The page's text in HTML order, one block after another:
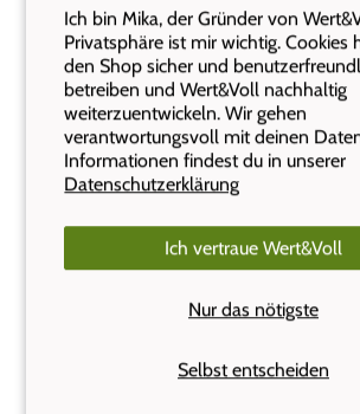
Ich bin Mika, der Gründer von
Privatsphäre ist mir wichtig. Cookies
den Shop sicher und
betreiben und Wert&Voll nachhaltig
weiterzuentwickeln. Wir gehen
verantwortungsvoll mit deinen
Informationen findest du in unserer
Datenschutzerklärung
Selbst entscheiden
Ich vertraue Wert&Voll
Nur das nötigste
Was kostet der Versand und ab wann
gratis?
Wie lange dauert es, bis meine
mir ist?
Kann ich auf Rechnung bestellen?
Wie konfiguriere ich die Gravur?